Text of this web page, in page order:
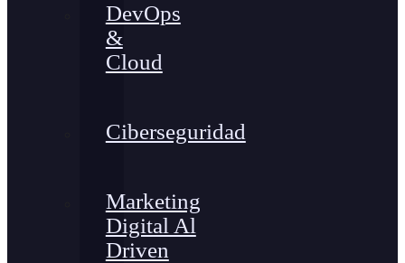
DevOps
&
Cloud
Ciberseguridad
Marketing
Digital Al
Driven